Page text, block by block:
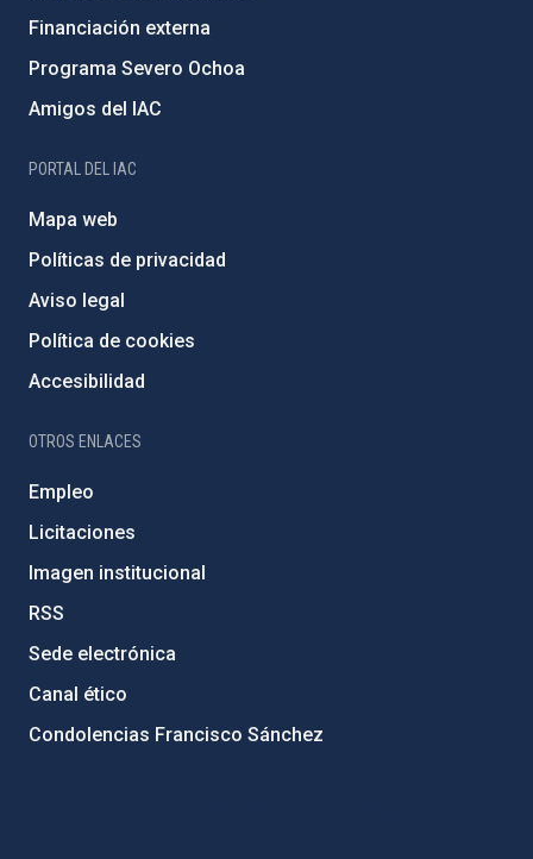
Financiación externa
Programa Severo Ochoa
Amigos del IAC
PORTAL DEL IAC
Mapa web
Políticas de privacidad
Aviso legal
Política de cookies
Accesibilidad
OTROS ENLACES
Empleo
Licitaciones
Imagen institucional
RSS
Sede electrónica
Canal ético
Condolencias Francisco Sánchez